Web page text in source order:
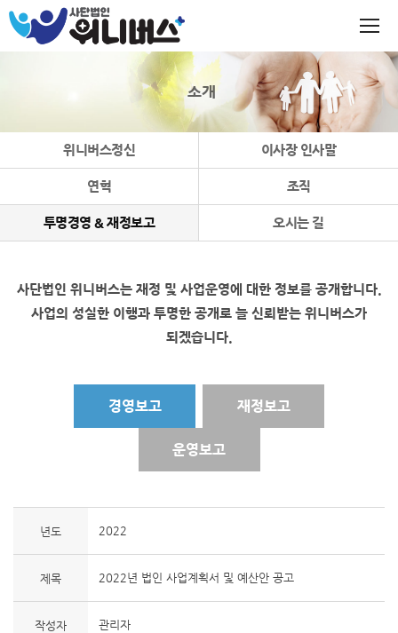
소개
위니버스정신 이사장 인사말
연혁 조직
투명경영 & 재정보고 오시는 길
사단법인 위니버스는 재정 및 사업운영에 대한 정보를 공개합니다.
사업의 성실한 이행과 투명한 공개로 늘 신뢰받는 위니버스가
되겠습니다.
경영보고 재정보고
운영보고
년도 2022
제목 2022년 법인 사업계획서 및 예산안 공고
작성자 관리자